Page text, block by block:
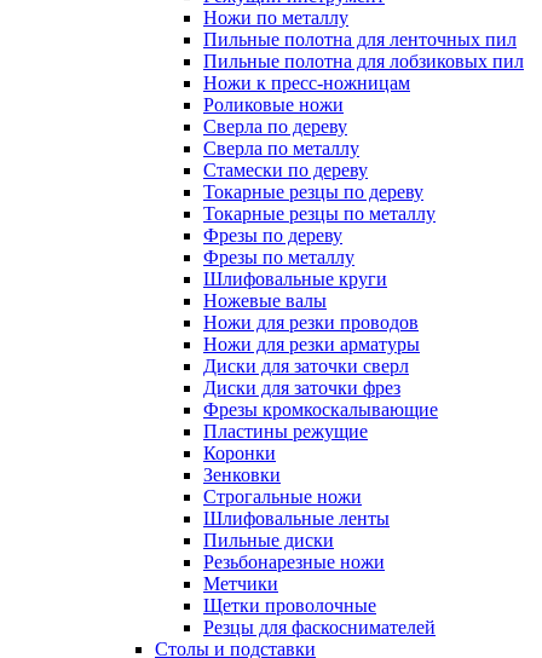
Ножи по металлу
Пильные полотна для ленточных пил
Пильные полотна для лобзиковых пил
Ножи к пресс-ножницам
Роликовые ножи
Сверла по дереву
Сверла по металлу
Стамески по дереву
Токарные резцы по дереву
Токарные резцы по металлу
Фрезы по дереву
Фрезы по металлу
Шлифовальные круги
Ножевые валы
Ножи для резки проводов
Ножи для резки арматуры
Диски для заточки сверл
Диски для заточки фрез
Фрезы кромкоскалывающие
Пластины режущие
Коронки
Зенковки
Строгальные ножи
Шлифовальные ленты
Пильные диски
Резьбонарезные ножи
Метчики
Щетки проволочные
Резцы для фаскоснимателей
Столы и подставки